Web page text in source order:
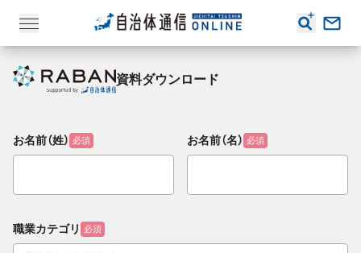
資料ダウンロード
お名前（姓） 必須 お名前（名） 必須
職業カテゴリ 必須